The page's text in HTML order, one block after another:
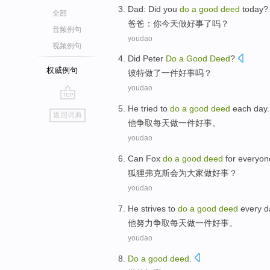
全部
音频例句
视频例句
权威例句
go
top
返回词典
Dad: Did you do a good deed today?
爸爸 ： 你今天做好事了吗？
youdao
Did Peter Do a Good Deed?
彼特做了一件好事吗？
youdao
He tried to do a good deed each day.
他争取每天做一件好事。
youdao
Can Fox do a good deed for
狐狸弗克斯会为大家做好事 ？
youdao
He strives to do a good deed every
他努力争取每天做一件好事。
youdao
Do a good deed